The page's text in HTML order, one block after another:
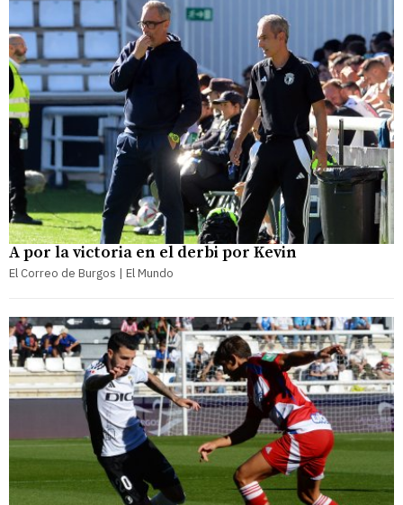
A por la victoria en el derbi por Kevin
El Correo de Burgos | El Mundo